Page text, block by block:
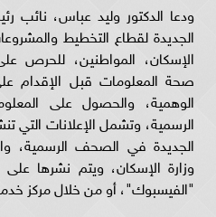
ودعا الدكتور وليد عباس، نائب
الجديدة لقطاع التخطيط
الإسكان، المواطنين، للحرص
صحة المعلومات قبل الإقدام
الوهمية، والحصول على
الرسمية، وتشمل الإعلانات التي
الجديدة في الصحف الرسمية،
وزارة الإسكان، ويتم نشرها
"الفيسبوك"، أو من خلال مركز خدمة